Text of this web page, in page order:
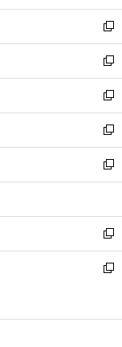
開
く
ウ
で
開
く
ン
ド
ウ
で
開
く
ウ
ィ
ン
ド
ウ
で
開
く
新
し
い
ウ
ィ
ン
ド
ウ
で
開
新
し
い
ウ
ィ
ン
ド
ウ
開
く
新
し
い
ウ
ィ
ン
ウ
で
開
く
新
し
い
ウ
ン
ド
ウ
で
新
し
ウ
ィ
ン
ド
開
新
し
い
ン
新
ウ